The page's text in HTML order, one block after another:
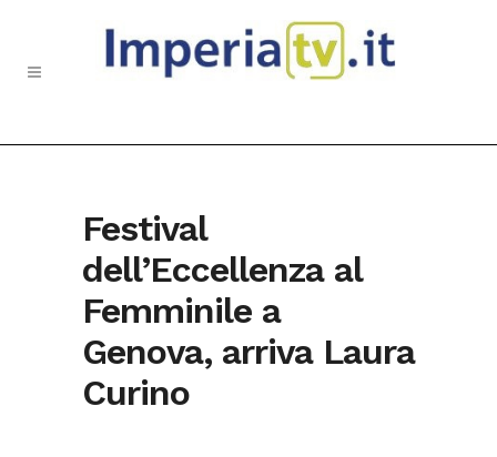
Festival
dell’Eccellenza al
Femminile a
Genova, arriva Laura
Curino